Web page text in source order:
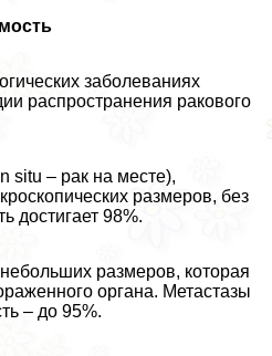
заболеваниях
распространения paкового
situ – paк на месте),
размеров, без
достигает 98%.
размеров, которая
органа. Метастазы
– до 95%.